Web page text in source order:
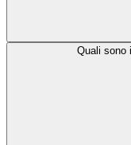
Quali sono